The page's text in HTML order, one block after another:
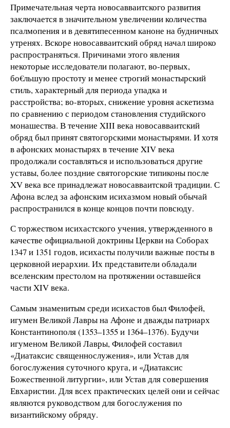
Примечательная черта новосавваитского развития
заключается в значительном увеличении количества
псалмопения и в девятипесенном каноне на будничных
утренях. Вскоре новосавваитский обряд начал широко
распространяться. Причинами этого явления
некоторые исследователи полагают, во-первых,
бо€льшую простоту и менее строгий монастырский
стиль, характерный для периода упадка и
расстройства; во-вторых, снижение уровня аскетизма
по сравнению с периодом становления студийского
монашества. В течение XIII века новосавваитский
обряд был принят святогорскими монастырями. И хотя
в афонских монастырях в течение XIV века
продолжали составляться и использоваться другие
уставы, более поздние святогорские типиконы после
XV века все принадлежат новосавваитской традиции. С
Афона вслед за афонским исихазмом новый обычай
распространился в конце концов почти повсюду.
С торжеством исихастского учения, утвержденного в
качестве официальной доктрины Церкви на Соборах
1347 и 1351 годов, исихасты получили важные посты в
церковной иерархии. Их представители обладали
вселенским престолом на протяжении оставшейся
части XIV века.
Самым знаменитым среди исихастов был Филофей,
игумен Великой Лавры на Афоне и дважды патриарх
Константинополя (1353–1355 и 1364–1376). Будучи
игуменом Великой Лавры, Филофей составил
«Диатаксис священнослужения», или Устав для
богослужения суточного круга, и «Диатаксис
Божественной литургии», или Устав для совершения
Евхаристии. Для всех практических целей они и сейчас
являются руководством для богослужения по
византийскому обряду.